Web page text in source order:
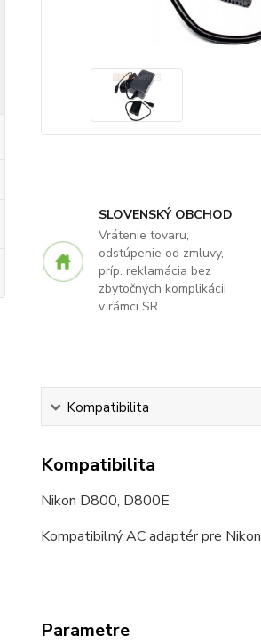
SLOVENSKÝ OBCHOD
Vrátenie tovaru,
odstúpenie od zmluvy,
príp. reklamácia bez
zbytočných komplikácii
v rámci SR
Kompatibilita
Kompatibilita
Nikon D800, D800E
Kompatibilný AC adaptér pre Nikon
Parametre